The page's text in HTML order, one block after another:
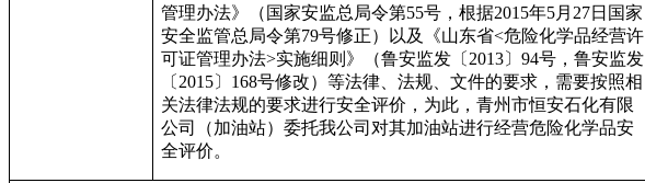
管理办法》（国家安监总局令第55号，根据2015年5月27日国家
安全监管总局令第79号修正）以及《山东省<危险化学品经营许
可证管理办法>实施细则》（鲁安监发〔2013〕94号，鲁安监发
〔2015〕168号修改）等法律、法规、文件的要求，需要按照相
关法律法规的要求进行安全评价，为此，青州市恒安石化有限
公司（加油站）委托我公司对其加油站进行经营危险化学品安
全评价。